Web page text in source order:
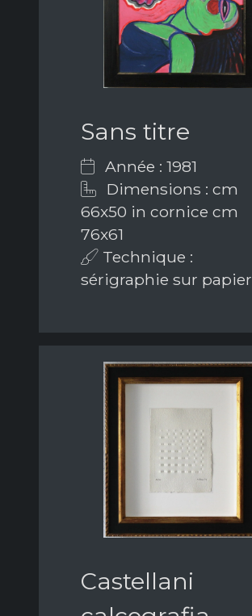
Sans titre
Année : 1981
Dimensions : cm
66x50 in cornice cm
76x61
Technique :
sérigraphie sur papier
Castellani